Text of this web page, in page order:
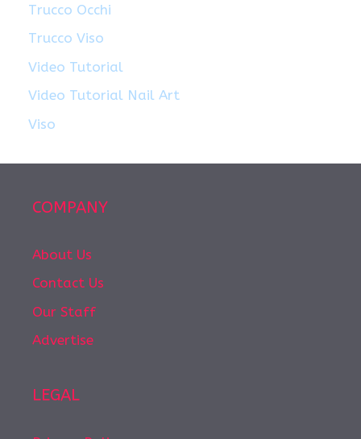
Trucco Occhi
Trucco Viso
Video Tutorial
Video Tutorial Nail Art
Viso
COMPANY
About Us
Contact Us
Our Staff
Advertise
LEGAL